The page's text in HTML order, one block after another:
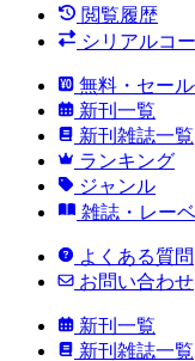
閲覧履歴
シリアルコ
無料・セー
新刊一覧
新刊雑誌一覧
ランキング
ジャンル
雑誌・レー
よくある質問
お問い合わせ
新刊一覧
新刊雑誌一覧